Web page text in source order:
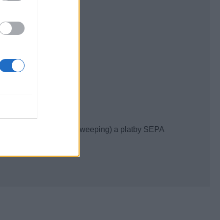
cez bankomaty
na prevod zostatku (sweeping) a platby SEPA